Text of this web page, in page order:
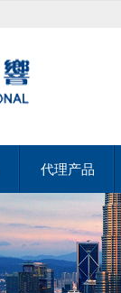
代理产品